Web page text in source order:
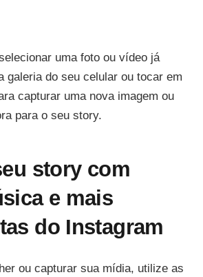
uma foto ou vídeo já
galeria do seu celular ou tocar em
capturar uma nova imagem ou
para o seu story.
story com
e mais
do Instagram
ou capturar sua mídia, utilize as